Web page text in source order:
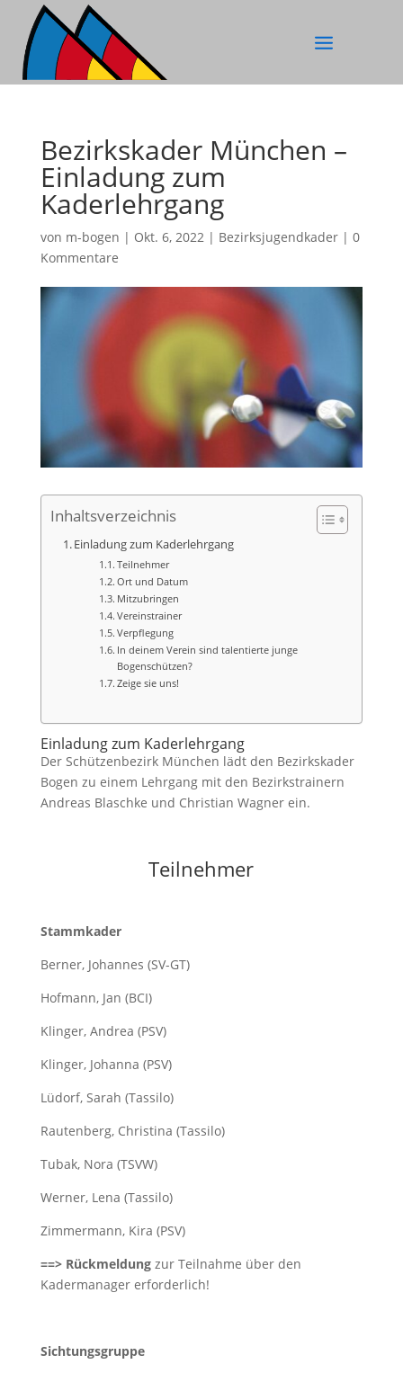
Bezirkskader München –
Einladung zum
Kaderlehrgang
von m-bogen | Okt. 6, 2022| Bezirksjugendkader| 0
Kommentare
Inhaltsverzeichnis
Einladung zum Kaderlehrgang
Teilnehmer
Ort und Datum
Mitzubringen
Vereinstrainer
Verpflegung
In deinem Verein sind talentierte junge
Bogenschützen?
Zeige sie uns!
Einladung zum Kaderlehrgang
Der Schützenbezirk München lädt den Bezirkskader
Bogen zu einem Lehrgang mit den Bezirkstrainern
Andreas Blaschke und Christian Wagner ein.
Teilnehmer
Stammkader
Berner, Johannes (SV-GT)
Hofmann, Jan (BCI)
Klinger, Andrea (PSV)
Klinger, Johanna (PSV)
Lüdorf, Sarah (Tassilo)
Rautenberg, Christina (Tassilo)
Tubak, Nora (TSVW)
Werner, Lena (Tassilo)
Zimmermann, Kira (PSV)
==> Rückmeldungzur Teilnahme über den
Kadermanager erforderlich!
Sichtungsgruppe